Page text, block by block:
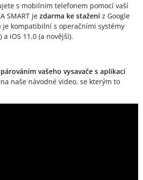
s mobilním telefonem pomocí vaší
SMART je zdarma ke stažení z Google
je kompatibilní s operačními systémy
iOS 11.0 (a novější).
párováním vašeho vysavače s aplikací
naše návodné video, se kterým to